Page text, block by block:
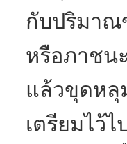
กับปริมาณ
หรือภาชน
แล้วขุดห
เตรียมไว้